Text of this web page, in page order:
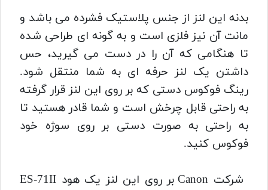
بدنه این لنز از جنس پلاستیک فشرده می باشد و
مانت آن نیز فلزی است و به گونه ای طراحی شده
تا هنگامی که آن را در دست می گیرید، حس
داشتن یک لنز حرفه ای به شما منتقل شود.
رینگ فوکوس دستی که بر روی این لنز قرار گرفته
به راحتی قابل چرخش است و شما قادر هستید تا
به راحتی به صورت دستی بر روی سوژه خود
فوکوس کنید.
شرکت Canon بر روی این لنز یک هود ES-71II